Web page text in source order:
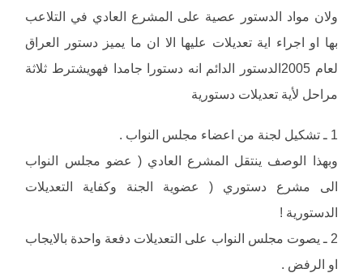
ولان مواد الدستور عصية على المشرع العادي في التلاعب
بها او اجراء اية تعديلات عليها الا ان ما يميز دستور العراق
لعام 2005الدستور الدائم انه دستورا جامدا فهويشترط ثلاثة
مراحل لأية تعديلات دستورية
1 ـ تشكيل لجنة من اعضاء مجلس النواب .
وبهذا الوصف ينتقل المشرع العادي ( عضو مجلس النواب
الى مشرع دستوري ( عضوية الجنة وكفاية التعديلات
الدستورية !
2 ـ يصوت مجلس النواب على التعديلات دفعة واحدة بالايجاب
او الرفض .